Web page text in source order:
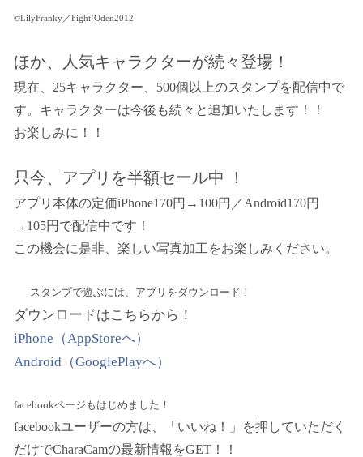
©LilyFranky／Fight!Oden2012
ほか、人気キャラクターが続々登場！
現在、25キャラクター、500個以上のスタンプを配信中で
す。キャラクターは今後も続々と追加いたします！！
お楽しみに！！
只今、アプリを半額セール中 ！
アプリ本体の定価iPhone170円→100円／Android170円
→105円で配信中です！
この機会に是非、楽しい写真加工をお楽しみください。
スタンプで遊ぶには、アプリをダウンロード！
ダウンロードはこちらから！
iPhone（AppStoreへ）
Android（GooglePlayへ）
facebookページもはじめました！
facebookユーザーの方は、「いいね！」を押していただく
だけでCharaCamの最新情報をGET！！